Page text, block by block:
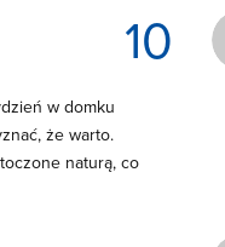
10
w domku
że warto.
naturą, co